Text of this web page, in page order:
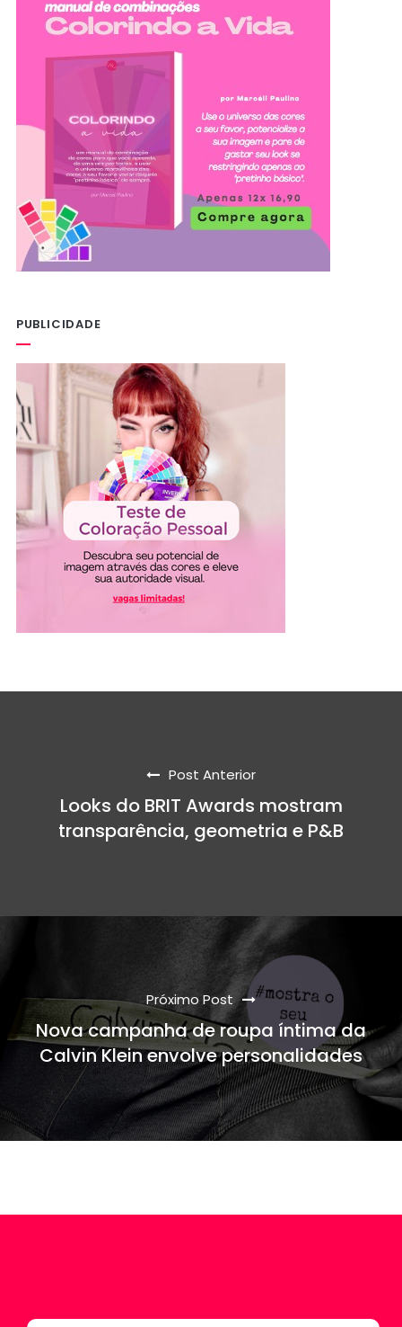
PUBLICIDADE
Post Anterior
Looks do BRIT Awards mostram
transparência, geometria e P&B
Próximo Post
Nova campanha de roupa íntima da
Calvin Klein envolve personalidades